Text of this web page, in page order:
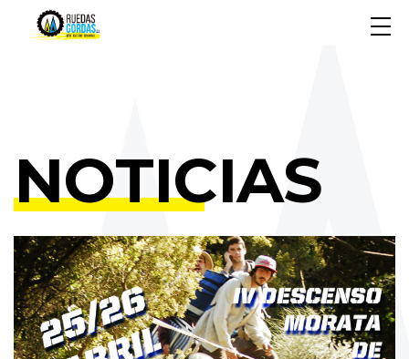
NOTICIAS